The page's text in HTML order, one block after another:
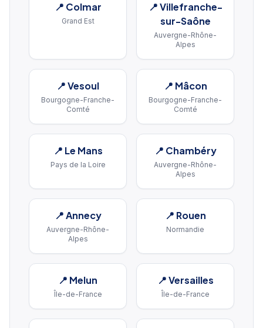
📍 Colmar
Grand Est
📍Villefranche-
sur-Saône
Auvergne-Rhône-
Alpes
📍Vesoul
Bourgogne-Franche-
Comté
📍 Mâcon
Bourgogne-Franche-
Comté
📍 Le Mans
Pays de la Loire
📍 Chambéry
Auvergne-Rhône-
Alpes
📍Annecy
Auvergne-Rhône-
Alpes
📍 Rouen
Normandie
📍 Melun
Île-de-France
📍Versailles
Île-de-France